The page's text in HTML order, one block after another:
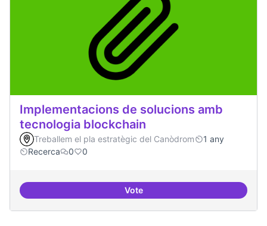
Implementacions de solucions amb
tecnologia blockchain
Treballem el pla estratègic del Canòdrom
1 any
Recerca
0 0
VoteImplementacions de solucions